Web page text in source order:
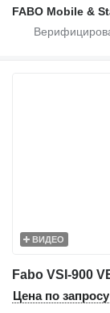
ВИДЕО
Цена по запросу